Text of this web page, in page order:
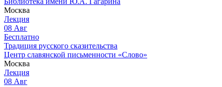
Москва
Лекция
08 Авг
Бесплатно
Традиция русского сказительства
Центр славянской письменности «Слово»
Москва
Лекция
08 Авг